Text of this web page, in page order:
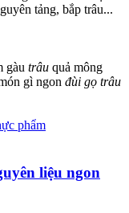
tảng, bắp trâu...
gàu trâu quả mông
gì ngon đùi gọ trâu
phẩm
liệu ngon